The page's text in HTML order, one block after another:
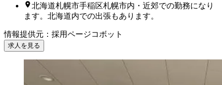
北海道札幌市手稲区札幌市内・近郊での勤務になり
ます。北海道内での出張もあります。
情報提供元 ： 採用ページコボット
求人を見る